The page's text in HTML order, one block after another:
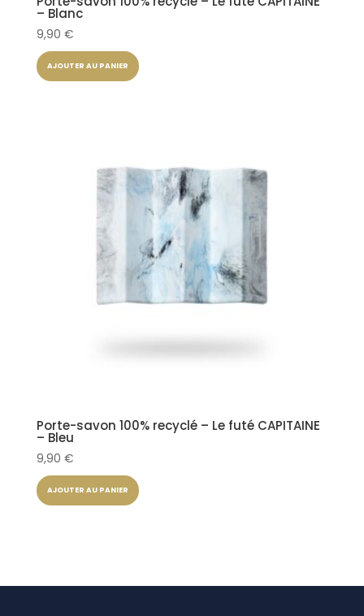
– Blanc
9,90 €
AJOUTER AU PANIER
Porte-savon 100% recyclé – Le futé CAPITAINE
– Bleu
9,90 €
AJOUTER AU PANIER